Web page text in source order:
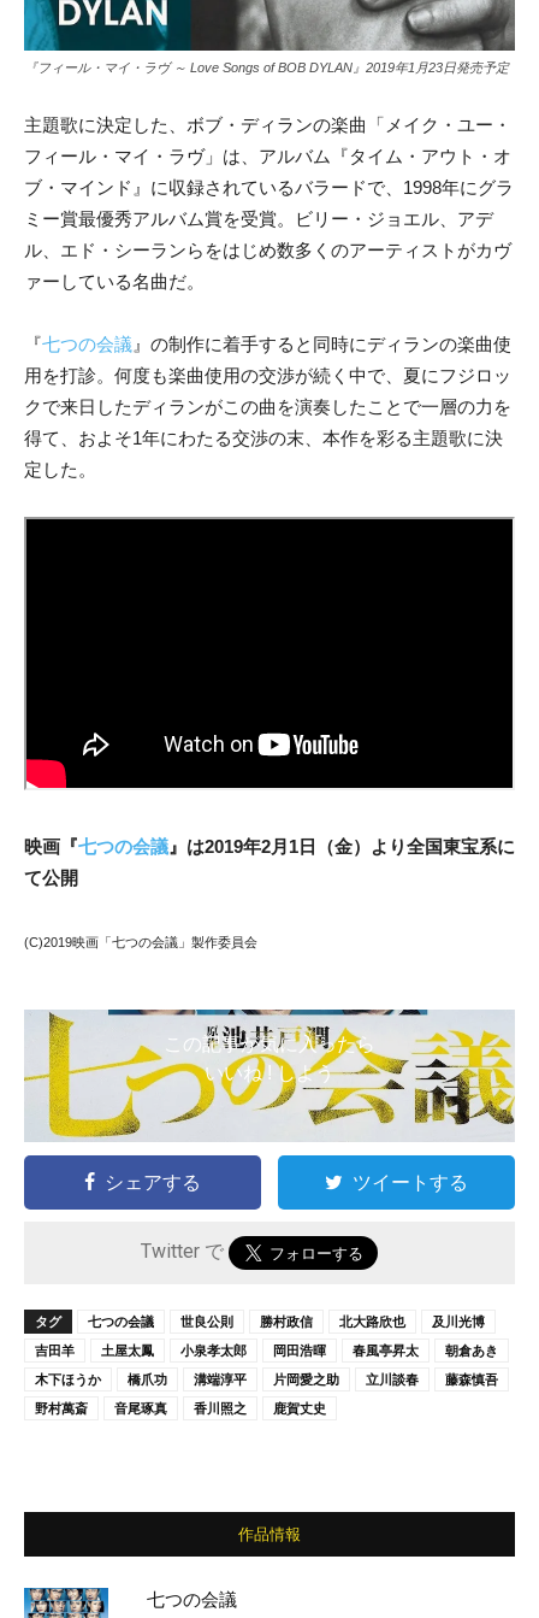
『フィール・マイ・ラヴ ～ Love Songs of BOB DYLAN』2019年1月23日発売予定
主題歌に決定した、ボブ・ディランの楽曲「メイク・ユー・
フィール・マイ・ラヴ」は、アルバム『タイム・アウト・オ
ブ・マインド』に収録されているバラードで、1998年にグラ
ミー賞最優秀アルバム賞を受賞。ビリー・ジョエル、アデ
ル、エド・シーランらをはじめ数多くのアーティストがカヴ
ァーしている名曲だ。
『七つの会議 』の制作に着手すると同時にディランの楽曲使
用を打診。何度も楽曲使用の交渉が続く中で、夏にフジロッ
クで来日したディランがこの曲を演奏したことで一層の力を
得て、およそ1年にわたる交渉の末、本作を彩る主題歌に決
定した。
映画『七つの会議 』は2019年2月1日（金）より全国東宝系に
て公開
(C)2019映画「七つの会議」製作委員会
この記事が気に入ったら
いいね ! しよう
シェアする ツイートする
Twitter で
タグ 七つの会議 世良公則 勝村政信 北大路欣也
及川光博
吉田羊
土屋太鳳 小泉孝太郎 岡田浩暉 春風亭昇太
朝倉あき
木下ほうか
橋爪功 溝端淳平 片岡愛之助 立川談春
藤森慎吾
野村萬斎
音尾琢真 香川照之 鹿賀丈史
作品情報
七つの会議